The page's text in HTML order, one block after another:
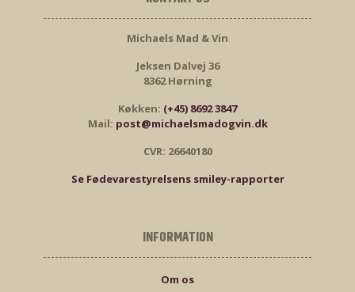
Michaels Mad & Vin
Jeksen Dalvej 36
8362 Hørning
Køkken: (+45) 8692 3847
Mail: post@michaelsmadogvin.dk
CVR: 26640180
Se Fødevarestyrelsens smiley-rapporter
INFORMATION
Om os